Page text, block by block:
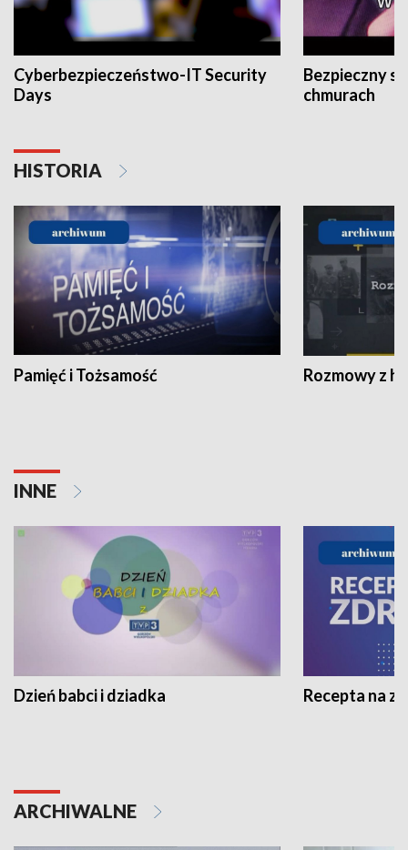
Cyberbezpieczeństwo-IT Security
Days
Bezpieczny
chmurach
HISTORIA
Pamięć i Tożsamość Rozmowy z
INNE
Dzień babci i dziadka Recepta na
ARCHIWALNE